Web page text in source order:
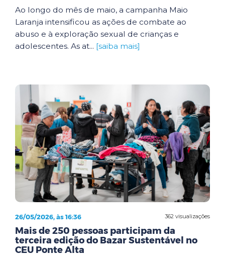
Ao longo do mês de maio, a campanha Maio
Laranja intensificou as ações de combate ao
abuso e à exploração sexual de crianças e
adolescentes. As at... [saiba mais]
362 visualizações
26/05/2026, às 16:36
Mais de 250 pessoas participam da
terceira edição do Bazar Sustentável no
CEU Ponte Alta